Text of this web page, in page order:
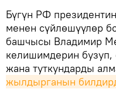
Бүгүн РФ
менен сүйлөшүүлөр
башчысы Владимир
келишимдерин бузуп,
жана туткундарды
жылдырганын